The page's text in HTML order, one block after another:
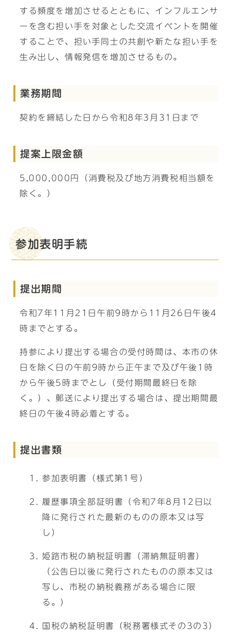
する頻度を増加させるとともに、インフルエンサ
ーを含む担い手を対象とした交流イベントを開催
することで、担い手同士の共創や新たな担い手を
生み出し、情報発信を増加させるもの。
業務期間
契約を締結した日から令和8年3月31日まで
提案上限金額
5,000,000円（消費税及び地方消費税相当額を
除く。）
参加表明手続
提出期間
令和7年11月21日午前9時から11月26日午後4
時までとする。
持参により提出する場合の受付時間は、本市の休
日を除く日の午前9時から正午まで及び午後1時
から午後5時までとし（受付期間最終日を除
く。）、郵送により提出する場合は、提出期間最
終日の午後4時必着とする。
提出書類
参加表明書（様式第1号）
履歴事項全部証明書（令和7年8月12日以
降に発行された最新のものの原本又は写
し）
姫路市税の納税証明書（滞納無証明書）
（公告日以後に発行されたものの原本又は
写し、市税の納税義務がある場合に限
る。）
国税の納税証明書（税務署様式その3の3）